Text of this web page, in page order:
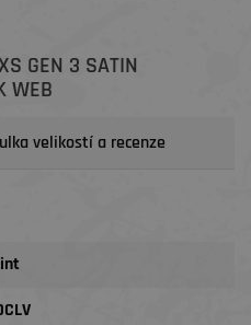
GEN 3 SATIN
WEB
velikostí a recenze